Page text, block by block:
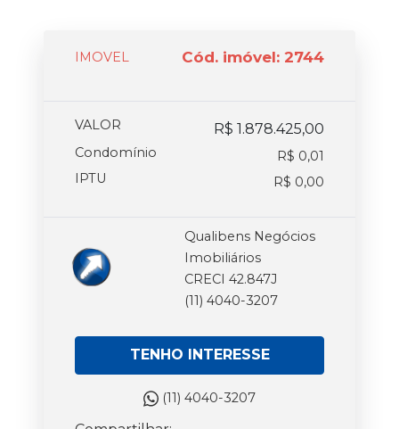
IMOVEL Cód. imóvel: 2744
VALOR R$ 1.878.425,00
Condomínio
R$ 0,01
IPTU
R$ 0,00
Qualibens Negócios
Imobiliários
CRECI 42.847J
(11) 4040-3207
TENHO INTERESSE
(11) 4040-3207